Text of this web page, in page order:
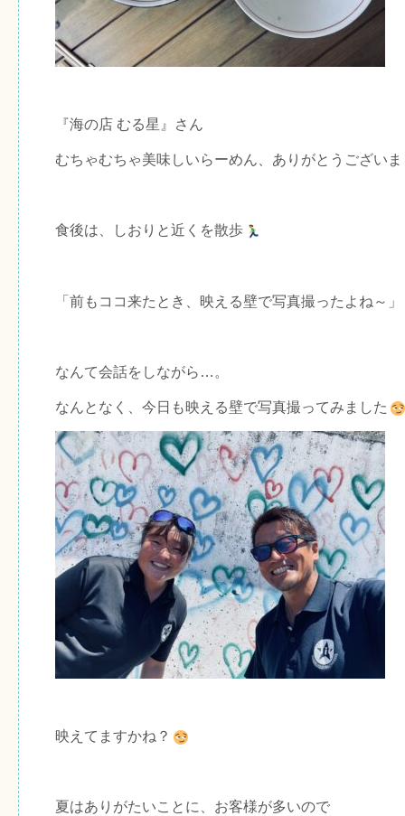
『海の店 むる星』さん
むちゃむちゃ美味しいらーめん、ありがとうござい
食後は、しおりと近くを散歩
「前もココ来たとき、映える壁で写真撮ったよね～」
なんて会話をしながら…。
なんとなく、今日も映える壁で写真撮ってみました
映えてますかね？
夏はありがたいことに、お客様が多いので